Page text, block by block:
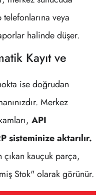
veya
halinde düşer.
Kayıt ve
ise doğrudan
Merkez
API
sisteminize aktarılır.
kauçuk parça,
Stok" olarak görünür.